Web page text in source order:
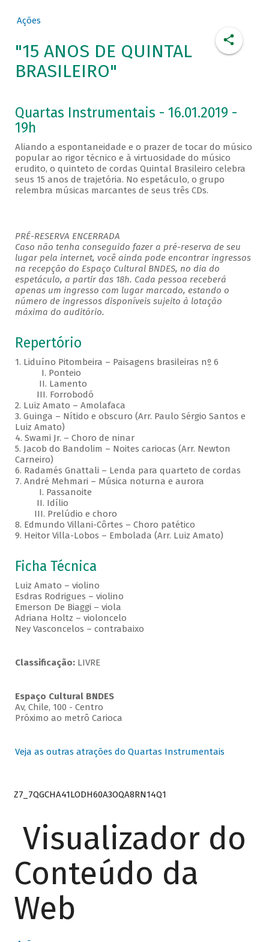
Ações
"15 ANOS DE QUINTAL
BRASILEIRO"
Quartas Instrumentais - 16.01.2019 -
19h
Aliando a espontaneidade e o prazer de tocar do músico
popular ao rigor técnico e à virtuosidade do músico
erudito, o quinteto de cordas Quintal Brasileiro celebra
seus 15 anos de trajetória. No espetáculo, o grupo
relembra músicas marcantes de seus três CDs.
PRÉ-RESERVA ENCERRADA
Caso não tenha conseguido fazer a pré-reserva de seu
lugar pela internet, você ainda pode encontrar ingressos
na recepção do Espaço Cultural BNDES, no dia do
espetáculo, a partir das 18h. Cada pessoa receberá
apenas um ingresso com lugar marcado, estando o
número de ingressos disponíveis sujeito à lotação
máxima do auditório.
Repertório
1. Liduíno Pitombeira – Paisagens brasileiras nº 6
I. Ponteio
II. Lamento
III. Forrobodó
2. Luiz Amato – Amolafaca
3. Guinga – Nítido e obscuro (Arr. Paulo Sérgio Santos e
Luiz Amato)
4. Swami Jr. – Choro de ninar
5. Jacob do Bandolim – Noites cariocas (Arr. Newton
Carneiro)
6. Radamés Gnattali – Lenda para quarteto de cordas
7. André Mehmari – Música noturna e aurora
I. Passanoite
II. Idílio
III. Prelúdio e choro
8. Edmundo Villani-Côrtes – Choro patético
9. Heitor Villa-Lobos – Embolada (Arr. Luiz Amato)
Ficha Técnica
Luiz Amato – violino
Esdras Rodrigues – violino
Emerson De Biaggi – viola
Adriana Holtz – violoncelo
Ney Vasconcelos – contrabaixo
Classificação: LIVRE
Espaço Cultural BNDES
Av, Chile, 100 - Centro
Próximo ao metrô Carioca
Veja as outras atrações do Quartas Instrumentais
Z7_7QGCHA41LODH60A3OQA8RN14Q1
Visualizador do
Conteúdo da
Web